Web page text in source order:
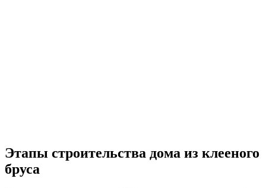
Этапы строительства дома из клееного
бруса